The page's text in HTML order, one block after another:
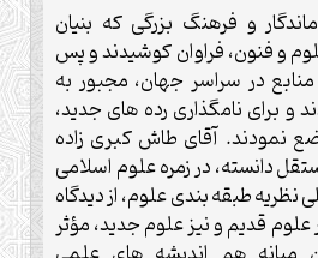
و فرهنگ بزرگى كه بنيان
و فنون، فراوان كوشيدند و پس
منابع در سراسر جهان، مجبور به
و براى نامگذارى رده هاى جديد،
نمودند. آقاى طاش كبرى زاده
دانسته، در زمره علوم اسلامى
نظريه طبقه بندى علوم، از ديدگاه
قديم و نيز علوم جديد، مؤثر